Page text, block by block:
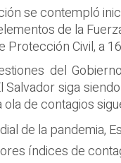
se contempló
de la
Civil, a
del
siga
de contagios
de la pandemia,
índices de